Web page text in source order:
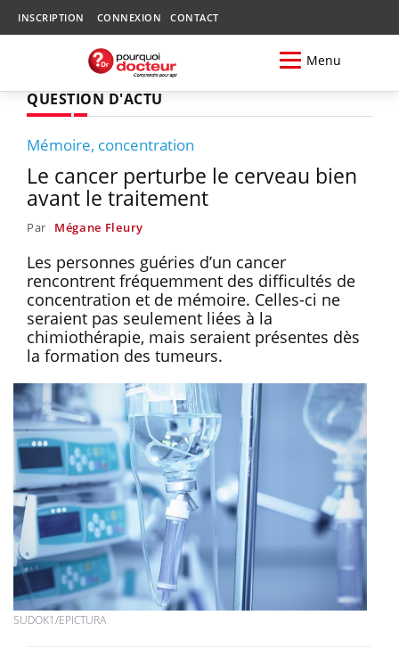
INSCRIPTION CONNEXION CONTACT
Menu
QUESTION D'ACTU
Mémoire, concentration
Le cancer perturbe le cerveau bien
avant le traitement
Par Mégane Fleury
Les personnes guéries d’un cancer
rencontrent fréquemment des difficultés de
concentration et de mémoire. Celles-ci ne
seraient pas seulement liées à la
chimiothérapie, mais seraient présentes dès
la formation des tumeurs.
SUDOK1/EPICTURA